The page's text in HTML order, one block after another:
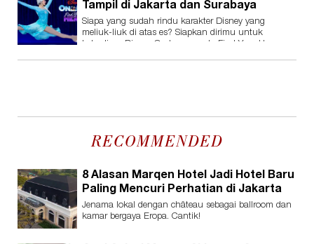
Tampil di Jakarta dan Surabaya
Siapa yang sudah rindu karakter Disney yang
meliuk-liuk di atas es? Siapkan dirimu untuk
RECOMMENDED
8 Alasan Marqen Hotel Jadi Hotel Baru
Paling Mencuri Perhatian di Jakarta
Jenama lokal dengan château sebagai ballroom dan
kamar bergaya Eropa. Cantik!